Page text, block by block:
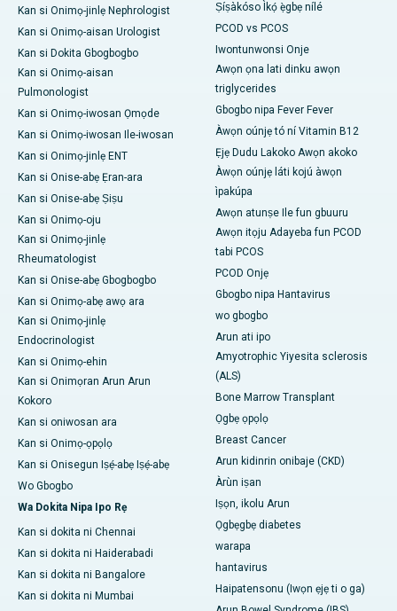
Kan si Onimọ-jinlẹ Nephrologist
Kan si Onimọ-aisan Urologist
Kan si Dokita Gbogbogbo
Kan si Onimọ-aisan
Pulmonologist
Kan si Onimọ-iwosan Ọmọde
Kan si Onimọ-iwosan Ile-iwosan
Kan si Onimọ-jinlẹ ENT
Kan si Onise-abẹ Ẹran-ara
Kan si Onise-abẹ Ṣiṣu
Kan si Onimọ-oju
Kan si Onimọ-jinlẹ
Rheumatologist
Kan si Onise-abẹ Gbogbogbo
Kan si Onimọ-abẹ awọ ara
Kan si Onimọ-jinlẹ
Endocrinologist
Kan si Onimọ-ehin
Kan si Onimọran Arun Arun
Kokoro
Kan si oniwosan ara
Kan si Onimọ-ọpọlọ
Kan si Onisegun Iṣẹ́-abẹ Iṣẹ́-abẹ
Wo Gbogbo
Wa Dokita Nipa Ipo Rẹ
Kan si dokita ni Chennai
Kan si dokita ni Haiderabadi
Kan si dokita ni Bangalore
Kan si dokita ni Mumbai
Ṣíṣàkóso Ìkọ́ ẹ̀gbẹ nílé
PCOD vs PCOS
Iwontunwonsi Onje
Awọn ọna lati dinku awọn
triglycerides
Gbogbo nipa Fever Fever
Àwọn oúnjẹ tó ní Vitamin B12
Ẹjẹ Dudu Lakoko Awọn akoko
Àwọn oúnjẹ láti kojú àwọn
ìpakúpa
Awọn atunṣe Ile fun gbuuru
Awọn itọju Adayeba fun PCOD
tabi PCOS
PCOD Onjẹ
Gbogbo nipa Hantavirus
wo gbogbo
Arun ati ipo
Amyotrophic Yiyesita sclerosis
(ALS)
Bone Marrow Transplant
Ọgbẹ ọpọlọ
Breast Cancer
Arun kidinrin onibaje (CKD)
Àrùn iṣan
Iṣọn, ikolu Arun
Ọgbẹgbẹ diabetes
warapa
hantavirus
Haipatensonu (Iwọn ẹjẹ ti o ga)